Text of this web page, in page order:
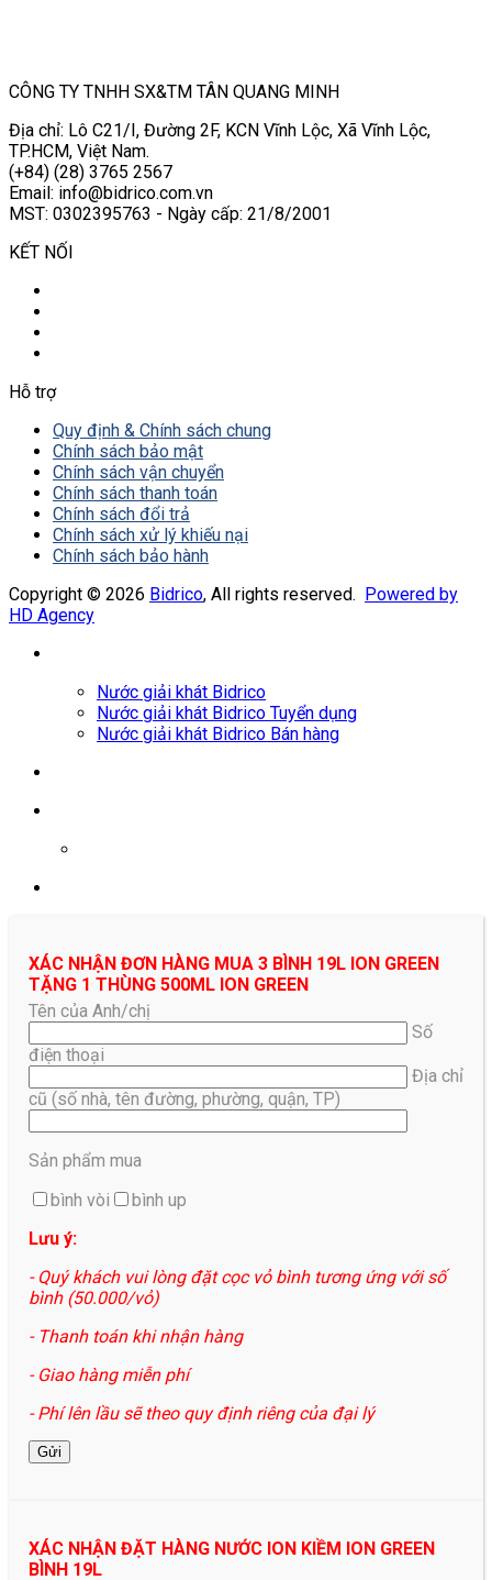
CÔNG TY TNHH SX&TM TÂN QUANG MINH
Địa chỉ: Lô C21/I, Đường 2F, KCN Vĩnh Lộc, Xã Vĩnh Lộc,
TP.HCM, Việt Nam.
(+84) (28) 3765 2567
Email: info@bidrico.com.vn
MST: 0302395763 - Ngày cấp: 21/8/2001
KẾT NỐI
Hỗ trợ
Quy định & Chính sách chung
Chính sách bảo mật
Chính sách vận chuyển
Chính sách thanh toán
Chính sách đổi trả
Chính sách xử lý khiếu nại
Chính sách bảo hành
Copyright © 2026 Bidrico, All rights reserved. Powered by
HD Agency
Nước giải khát Bidrico
Nước giải khát Bidrico Tuyển dụng
Nước giải khát Bidrico Bán hàng
XÁC NHẬN ĐƠN HÀNG MUA 3 BÌNH 19L ION GREEN
TẶNG 1 THÙNG 500ML ION GREEN
Tên của Anh/chị
Số
điện thoại
Địa chỉ
cũ (số nhà, tên đường, phường, quận, TP)
Sản phẩm mua
bình vòi
bình up
Lưu ý:
- Quý khách vui lòng đặt cọc vỏ bình tương ứng với số
bình (50.000/vỏ)
- Thanh toán khi nhận hàng
- Giao hàng miễn phí
- Phí lên lầu sẽ theo quy định riêng của đại lý
XÁC NHẬN ĐẶT HÀNG NƯỚC ION KIỀM ION GREEN
BÌNH 19L